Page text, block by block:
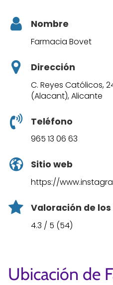
Nombre
Farmacia Bovet
Dirección
C. Reyes Católicos,
(Alacant), Alicante
Teléfono
965 13 06 63
Sitio web
https://
Valoración de
4.3 / 5 (54)
Ubicación de